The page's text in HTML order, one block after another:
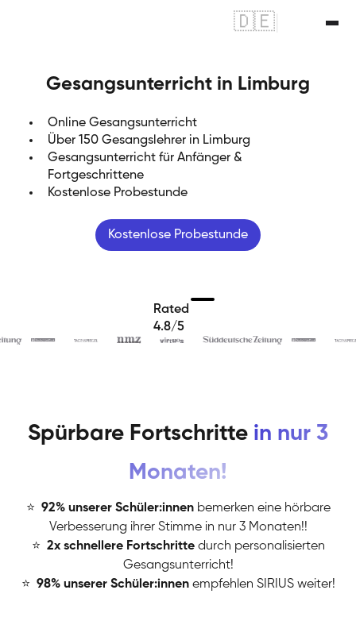
🇩🇪
Gesangsunterricht in Limburg
Online Gesangsunterricht
Über 150 Gesangslehrer in Limburg
Gesangsunterricht für Anfänger &
Fortgeschrittene
Kostenlose Probestunde
Kostenlose Probestunde
Rated
4.8/5
Spürbare Fortschritte in nur 3
Monaten!
⭐ 92% unserer Schüler:innen bemerken eine hörbare
Verbesserung ihrer Stimme in nur 3 Monaten!!
⭐ 2x schnellere Fortschritte durch personalisierten
Gesangsunterricht!
⭐ 98% unserer Schüler:innen empfehlen SIRIUS weiter!